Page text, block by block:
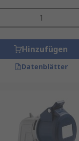
Hinzufügen
Datenblätter